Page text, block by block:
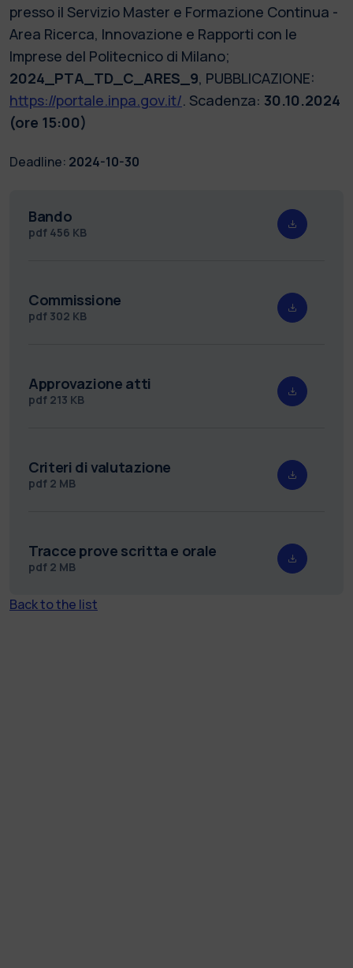
presso il Servizio Master e Formazione Continua -
Area Ricerca, Innovazione e Rapporti con le
Imprese del Politecnico di Milano;
2024_PTA_TD_C_ARES_9, PUBBLICAZIONE:
https://portale.inpa.gov.it/. Scadenza: 30.10.2024
(ore 15:00)
Deadline: 2024-10-30
Bando
pdf 456 KB
Commissione
pdf 302 KB
Approvazione atti
pdf 213 KB
Criteri di valutazione
pdf 2 MB
Tracce prove scritta e orale
pdf 2 MB
Back to the list